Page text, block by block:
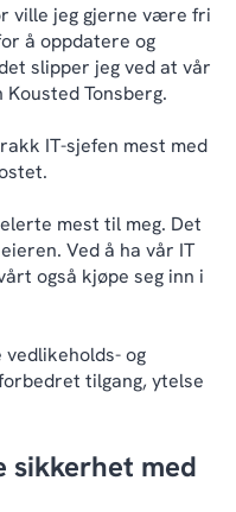
ville jeg gjerne være fri
å oppdatere og
slipper jeg ved at vår
Tonsberg.
IT-sjefen mest med
mest til meg. Det
Ved å ha vår IT
også kjøpe seg inn i
og
tilgang, ytelse
sikkerhet med